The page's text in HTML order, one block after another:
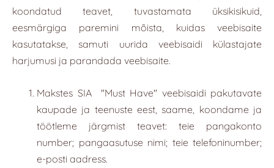
koondatud teavet, tuvastamata üksikisikuid,
eesmärgiga paremini mõista, kuidas veebisaite
kasutatakse, samuti uurida veebisaidi külastajate
harjumusi ja parandada veebisaite.
Makstes SIA "Must Have" veebisaidi pakutavate
kaupade ja teenuste eest, saame, koondame ja
töötleme järgmist teavet: teie pangakonto
number; pangaasutuse nimi; teie telefoninumber;
e-posti aadress.